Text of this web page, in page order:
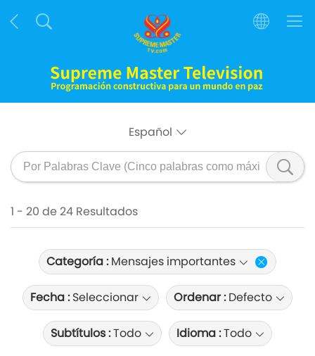
Español
1 - 20 de 24 Resultados
Categoría :Mensajes importantes
Fecha :Seleccionar Ordenar :Defecto
Subtítulos :Todo Idioma :Todo